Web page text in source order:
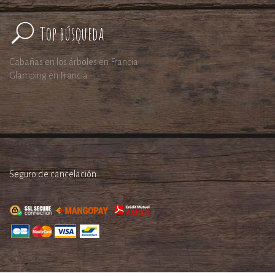
Top búsqueda
Cabañas en los árboles en Francia
Glamping en Francia
Seguro de cancelación